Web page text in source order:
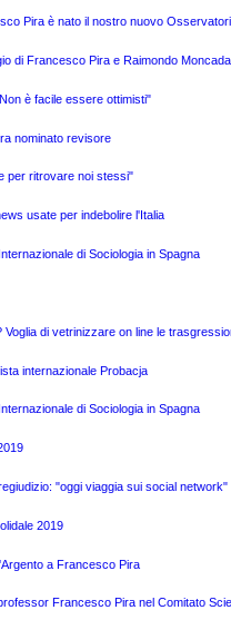
Pira è nato il nostro nuovo
di Francesco Pira e Raimondo Moncada
è facile essere ottimisti"
nominato revisore
per ritrovare noi stessi"
usate per indebolire l'Italia
di Sociologia in Spagna
di vetrinizzare on line le
internazionale Probacja
di Sociologia in Spagna
"oggi viaggia sui social network"
2019
a Francesco Pira
Francesco Pira nel Comitato